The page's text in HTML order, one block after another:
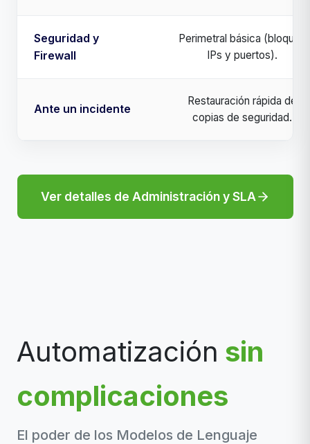
Seguridad y
Firewall
Perimetral básica (bloqueo
IPs y puertos).
Ante un incidente
Restauración rápida de
copias de seguridad.
Ver detalles de Administración y SLA
Automatización sin
complicaciones
El poder de los Modelos de Lenguaje